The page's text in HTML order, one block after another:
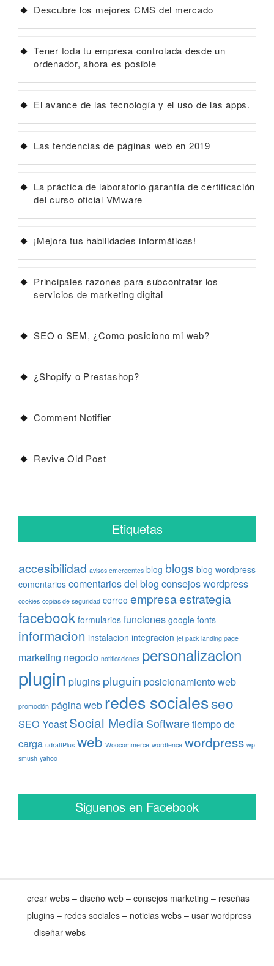
Descubre los mejores CMS del mercado
Tener toda tu empresa controlada desde un
ordenador, ahora es posible
El avance de las tecnología y el uso de las apps.
Las tendencias de páginas web en 2019
La práctica de laboratorio garantía de certificación
del curso oficial VMware
¡Mejora tus habilidades informáticas!
Principales razones para subcontratar los
servicios de marketing digital
SEO o SEM, ¿Como posiciono mi web?
¿Shopify o Prestashop?
Comment Notifier
Revive Old Post
Etiquetas
accesibilidad avisos emergentes blog blogs blog wordpress
comentarios comentarios del blog consejos wordpress
cookies copias de seguridad correo empresaestrategia
facebook formularios funciones google fonts
informacion instalacion integracion jet pack landing page
marketing negocio notificaciones personalizacion
plugin plugins pluguin posicionamiento web
promoción página web redes socialesseo
SEO Yoast Social Media Softwaretiempo de
carga udraftPlus web Woocommerce wordfence wordpress wp
smush yahoo
Siguenos en Facebook
crear webs – diseño web – consejos marketing – reseñas
plugins – redes sociales – noticias webs – usar wordpress
– diseñar webs